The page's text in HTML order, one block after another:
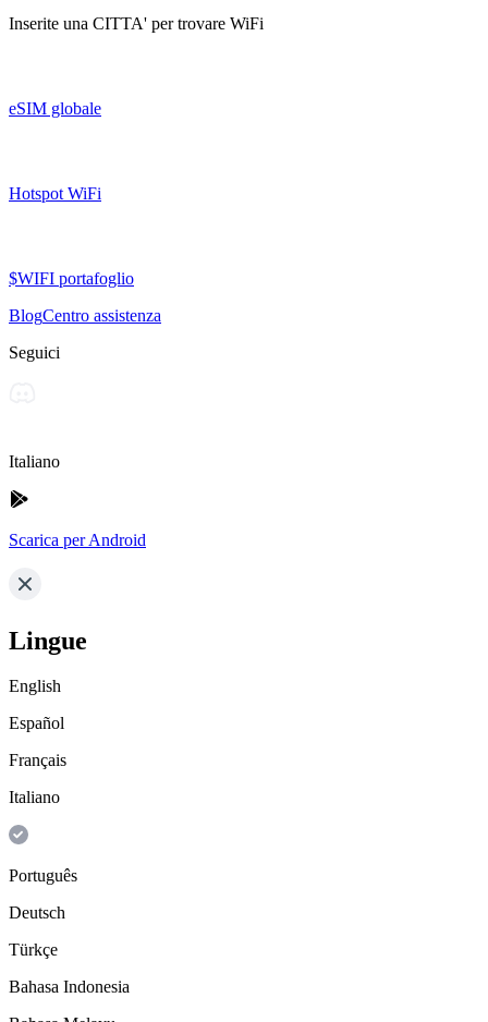
Inserite una CITTA' per trovare WiFi
eSIM globale
Hotspot WiFi
$WIFI portafoglio
BlogCentro assistenza
Seguici
Italiano
Scarica per Android
Lingue
English
Español
Français
Italiano
Português
Deutsch
Türkçe
Bahasa Indonesia